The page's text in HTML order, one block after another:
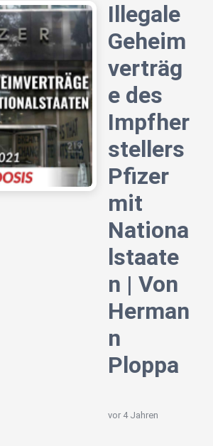
Illegale
Geheim
verträg
e des
Impfher
stellers
Pfizer
mit
Nationa
lstaate
n | Von
Herman
n
Ploppa
vor 4 Jahren